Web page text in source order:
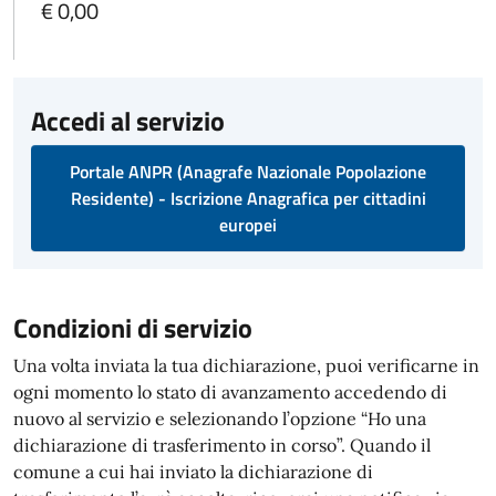
€ 0,00
Accedi al servizio
Portale ANPR (Anagrafe Nazionale Popolazione
Residente) - Iscrizione Anagrafica per cittadini
europei
Condizioni di servizio
Una volta inviata la tua dichiarazione, puoi verificarne in
ogni momento lo stato di avanzamento accedendo di
nuovo al servizio e selezionando l’opzione “Ho una
dichiarazione di trasferimento in corso”. Quando il
comune a cui hai inviato la dichiarazione di